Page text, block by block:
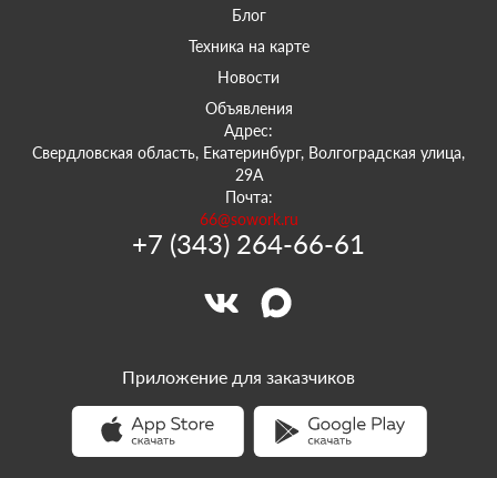
Блог
Техника на карте
Новости
Объявления
Адрес:
Свердловская область, Екатеринбург, Волгоградская улица,
29А
Почта:
66@sowork.ru
+7 (343) 264-66-61
Приложение для заказчиков